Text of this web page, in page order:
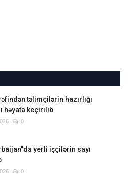
təlimçilərin hazırlığı
həyata keçirilib
0
yerli işçilərin sayı
0